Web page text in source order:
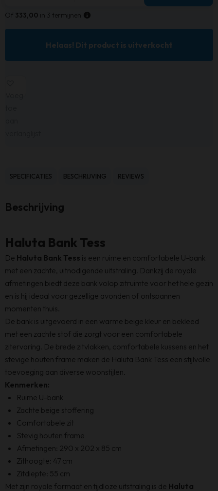
Of 333,00 in 3 termijnen
Helaas! Dit product is uitverkocht
SPECIFICATIES BESCHRIJVING REVIEWS
Beschrijving
Haluta Bank Tess
De Haluta Bank Tess is een ruime en comfortabele U-bank
met een zachte, uitnodigende uitstraling. Dankzij de royale
afmetingen biedt deze bank volop zitruimte voor het hele gezin
en is hij ideaal voor gezellige avonden of ontspannen
momenten thuis.
De bank is uitgevoerd in een warme beige kleur en bekleed
met een zachte stof die zorgt voor een comfortabele
zitervaring. De brede zitvlakken, comfortabele kussens en het
stevige houten frame maken de Haluta Bank Tess een stijlvolle
toevoeging aan diverse woonstijlen.
Kenmerken:
Ruime U-bank
Zachte beige stoffering
Comfortabele zit
Stevig houten frame
Afmetingen: 290 x 202 x 85 cm
Zithoogte: 47 cm
Zitdiepte: 55 cm
Met zijn royale formaat en tijdloze uitstraling is de Haluta